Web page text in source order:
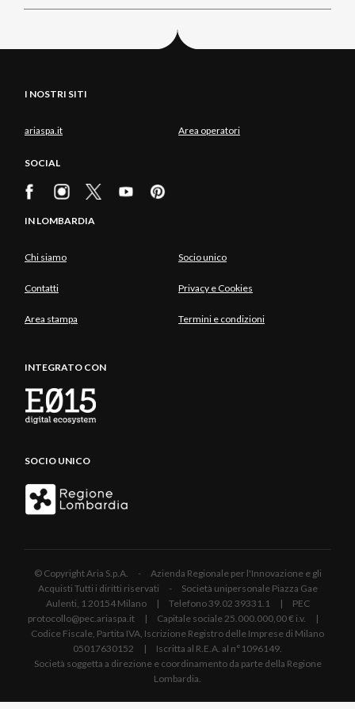
I NOSTRI SITI
ariaspa.it Area operatori
SOCIAL
IN LOMBARDIA
Chi siamo Socio unico
Contatti Privacy e Cookies
Area stampa Termini e condizioni
INTEGRATO CON
SOCIO UNICO
© Copyright Aria S.p.A. - Azienda Regionale per l'Innovazione e gli
Acquisti Tutti i diritti riservati - Società unipersonale Piazza Gae
Aulenti, 1 20154 Milano | Telefono 39.02 39331.1 | PEC
protocollo@pec.ariaspa.it | Capitale sociale 25.000.000,00 € i.v. |
Codice Fiscale, Partita IVA, Iscrizione Registro delle Imprese di Milano
05017630152 | Iscritta al R.E.A. al n°1096149.
Società soggetta a direzione e coordinamento da parte della Regione
Lombardia.